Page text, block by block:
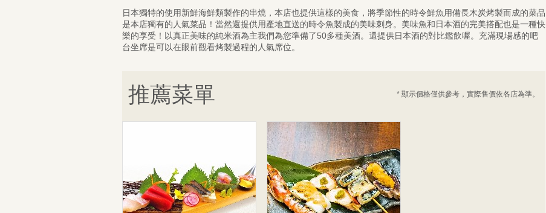
日本獨特的使用新鮮海鮮類製作的串燒，本店也提供這樣的美食，將季節性的時令鮮魚用備長木炭烤製而成的菜品
是本店獨有的人氣菜品！當然還提供用產地直送的時令魚製成的美味刺身。美味魚和日本酒的完美搭配也是一種快
樂的享受！以真正美味的純米酒為主我們為您準備了50多種美酒。還提供日本酒的對比鑑飲喔。充滿現場感的吧
台坐席是可以在眼前觀看烤製過程的人氣席位。
推薦菜單 * 顯示價格僅供參考，實際售價依各店為準。